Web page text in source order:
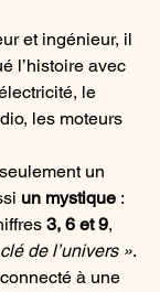
et ingénieur, il
l’histoire avec
le
les moteurs
un
un mystique :
3, 6 et 9,
de l’univers ».
à une